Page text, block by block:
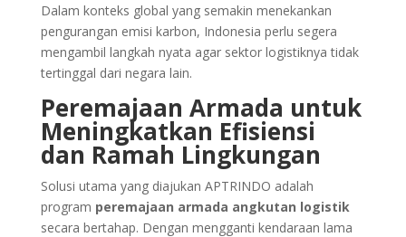
Dalam konteks global yang semakin menekankan
pengurangan emisi karbon, Indonesia perlu segera
mengambil langkah nyata agar sektor logistiknya tidak
tertinggal dari negara lain.
Peremajaan Armada untuk
Meningkatkan Efisiensi
dan Ramah Lingkungan
Solusi utama yang diajukan APTRINDO adalah
program peremajaan armada angkutan logistik
secara bertahap. Dengan mengganti kendaraan lama